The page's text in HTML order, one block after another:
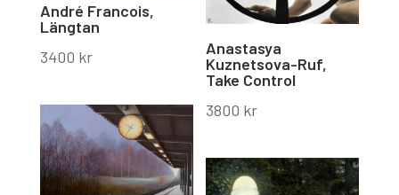
André Francois,
Längtan
3400 kr
Anastasya
Kuznetsova-Ruf,
Take Control
3800 kr